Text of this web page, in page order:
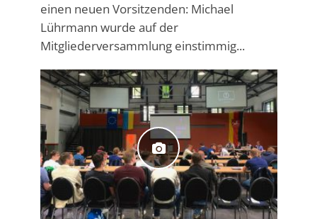
einen neuen Vorsitzenden: Michael
Lührmann wurde auf der
Mitgliederversammlung einstimmig...